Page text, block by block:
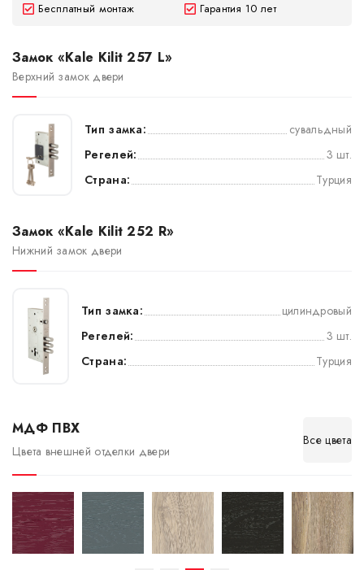
Бесплатный монтаж
Гарантия 10 лет
Замок «Kale Kilit 257 L»
Верхний замок двери
Тип замка:
сувальдный
Регелей:
3 шт.
Страна:
Турция
Замок «Kale Kilit 252 R»
Нижний замок двери
Тип замка:
цилиндровый
Регелей:
3 шт.
Страна:
Турция
МДФ ПВХ
Цвета внешней отделки двери
Все цвета